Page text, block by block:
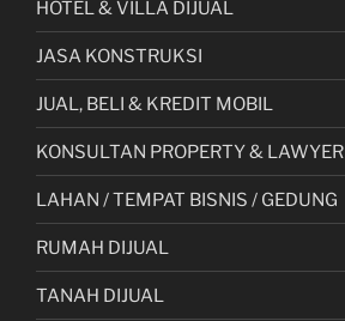
HOTEL & VILLA DIJUAL
JASA KONSTRUKSI
JUAL, BELI & KREDIT MOBIL
KONSULTAN PROPERTY & LAWYER
LAHAN / TEMPAT BISNIS / GEDUNG
RUMAH DIJUAL
TANAH DIJUAL